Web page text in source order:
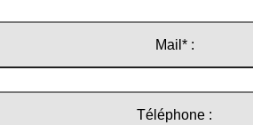
Mail* :
Téléphone :